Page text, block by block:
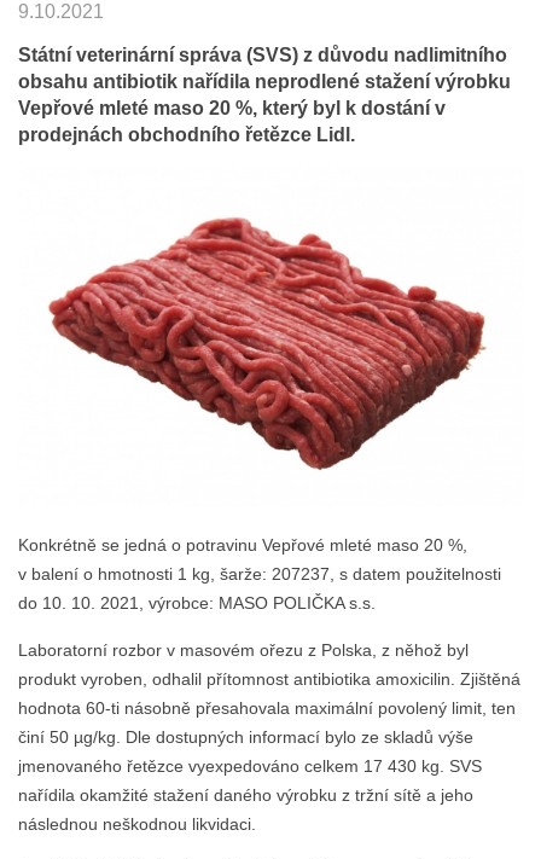
9.10.2021
Státní veterinární správa (SVS) z důvodu nadlimitního
obsahu antibiotik nařídila neprodlené stažení výrobku
Vepřové mleté maso 20 %, který byl k dostání v
prodejnách obchodního řetězce Lidl.
Konkrétně se jedná o potravinu Vepřové mleté maso 20 %,
v balení o hmotnosti 1 kg, šarže: 207237, s datem použitelnosti
do 10. 10. 2021, výrobce: MASO POLIČKA s.s.
Laboratorní rozbor v masovém ořezu z Polska, z něhož byl
produkt vyroben, odhalil přítomnost antibiotika amoxicilin. Zjištěná
hodnota 60-ti násobně přesahovala maximální povolený limit, ten
činí 50 µg/kg. Dle dostupných informací bylo ze skladů výše
jmenovaného řetězce vyexpedováno celkem 17 430 kg. SVS
nařídila okamžité stažení daného výrobku z tržní sítě a jeho
následnou neškodnou likvidaci.